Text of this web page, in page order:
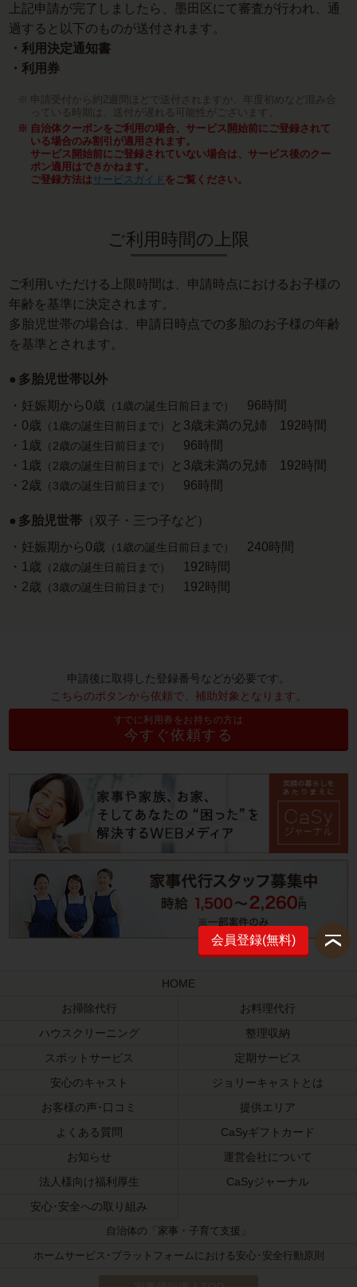
上記申請が完了しましたら、墨田区にて審査が行われ、通
過すると以下のものが送付されます。
・利用決定通知書
・利用券
申請受付から約2週間ほどで送付されますが、年度初めなど混み合
っている時期は、送付が遅れる可能性がございます。
自治体クーポンをご利用の場合、サービス開始前にご登録されて
いる場合のみ割引が適用されます。
サービス開始前にご登録されていない場合は、サービス後のクー
ポン適用はできかねます。
ご登録方法はサービスガイド をご覧ください。
ご利用時間の上限
ご利用いただける上限時間は、申請時点におけるお子様の
年齢を基準に決定されます。
多胎児世帯の場合は、申請日時点での多胎のお子様の年齢
を基準とされます。
多胎児世帯以外
・妊娠期から0歳 （1歳の誕生日前日まで）
96時間
・0歳 （1歳の誕生日前日まで）
と3歳未満の兄姉 192時間
・1歳 （2歳の誕生日前日まで）
96時間
・1歳 （2歳の誕生日前日まで）
と3歳未満の兄姉 192時間
・2歳 （3歳の誕生日前日まで） 96時間
多胎児世帯 （双子・三つ子など）
・妊娠期から0歳 （1歳の誕生日前日まで）
240時間
・1歳 （2歳の誕生日前日まで）
192時間
・2歳 （3歳の誕生日前日まで） 192時間
申請後に取得した登録番号などが必要です。
こちらのボタンから依頼で、補助対象となります。
すでに利用券をお持ちの方は
今すぐ依頼する
会員登録(無料)
HOME
お掃除代行
お料理代行
ハウスクリーニング
整理収納
スポットサービス
定期サービス
安心のキャスト
ジョリーキャストとは
お客様の声･口コミ
提供エリア
よくある質問
CaSyギフトカード
お知らせ
運営会社について
法人様向け福利厚生
CaSyジャーナル
安心･安全への取り組み
自治体の「家事・子育て支援」
ホームサービス･プラットフォームにおける安心･安全行動原則